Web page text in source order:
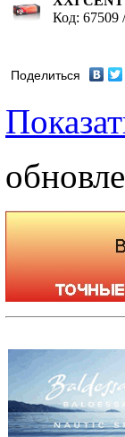
Код: 67509
Поделиться